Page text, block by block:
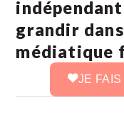
grandir
médiatique
JE